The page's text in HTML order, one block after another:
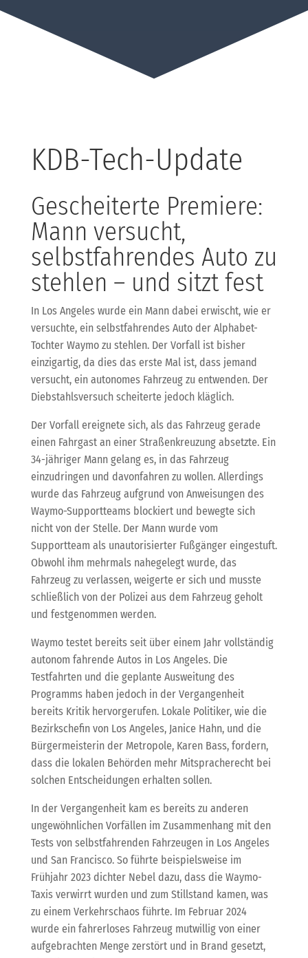
KDB-Tech-Update
Gescheiterte Premiere:
Mann versucht,
selbstfahrendes Auto zu
stehlen – und sitzt fest
In Los Angeles wurde ein Mann dabei erwischt, wie er
versuchte, ein selbstfahrendes Auto der Alphabet-
Tochter Waymo zu stehlen. Der Vorfall ist bisher
einzigartig, da dies das erste Mal ist, dass jemand
versucht, ein autonomes Fahrzeug zu entwenden. Der
Diebstahlsversuch scheiterte jedoch kläglich.
Der Vorfall ereignete sich, als das Fahrzeug gerade
einen Fahrgast an einer Straßenkreuzung absetzte. Ein
34-jähriger Mann gelang es, in das Fahrzeug
einzudringen und davonfahren zu wollen. Allerdings
wurde das Fahrzeug aufgrund von Anweisungen des
Waymo-Supportteams blockiert und bewegte sich
nicht von der Stelle. Der Mann wurde vom
Supportteam als unautorisierter Fußgänger eingestuft.
Obwohl ihm mehrmals nahegelegt wurde, das
Fahrzeug zu verlassen, weigerte er sich und musste
schließlich von der Polizei aus dem Fahrzeug geholt
und festgenommen werden.
Waymo testet bereits seit über einem Jahr vollständig
autonom fahrende Autos in Los Angeles. Die
Testfahrten und die geplante Ausweitung des
Programms haben jedoch in der Vergangenheit
bereits Kritik hervorgerufen. Lokale Politiker, wie die
Bezirkschefin von Los Angeles, Janice Hahn, und die
Bürgermeisterin der Metropole, Karen Bass, fordern,
dass die lokalen Behörden mehr Mitspracherecht bei
solchen Entscheidungen erhalten sollen.
In der Vergangenheit kam es bereits zu anderen
ungewöhnlichen Vorfällen im Zusammenhang mit den
Tests von selbstfahrenden Fahrzeugen in Los Angeles
und San Francisco. So führte beispielsweise im
Frühjahr 2023 dichter Nebel dazu, dass die Waymo-
Taxis verwirrt wurden und zum Stillstand kamen, was
zu einem Verkehrschaos führte. Im Februar 2024
wurde ein fahrerloses Fahrzeug mutwillig von einer
aufgebrachten Menge zerstört und in Brand gesetzt,